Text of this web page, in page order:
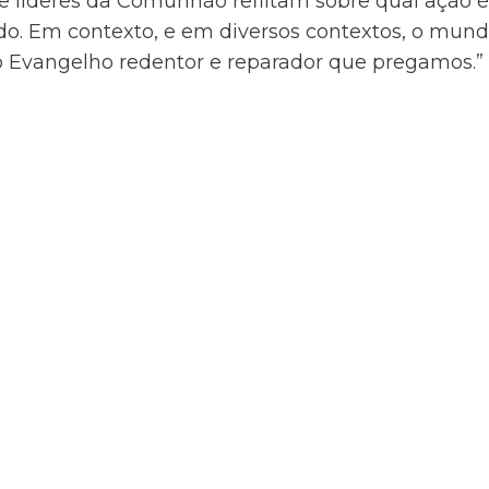
Em contexto, e em diversos contextos, o
redentor e reparador que pregamos.”